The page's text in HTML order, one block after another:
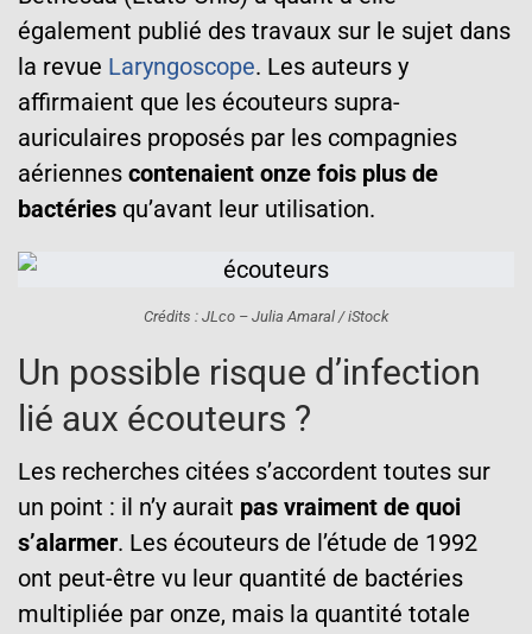
également publié des travaux sur le sujet dans
la revue Laryngoscope. Les auteurs y
affirmaient que les écouteurs supra-
auriculaires proposés par les compagnies
aériennes contenaient onze fois plus de
bactéries qu’avant leur utilisation.
Crédits : JLco – Julia Amaral / iStock
Un possible risque d’infection
lié aux écouteurs ?
Les recherches citées s’accordent toutes sur
un point : il n’y aurait pas vraiment de quoi
s’alarmer. Les écouteurs de l’étude de 1992
ont peut-être vu leur quantité de bactéries
multipliée par onze, mais la quantité totale